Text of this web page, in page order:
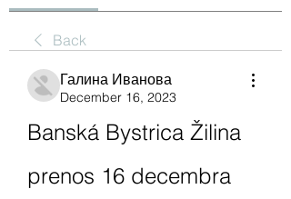
Back
Галина Иванова
December 16, 2023
Banská Bystrica Žilina
prenos 16 decembra